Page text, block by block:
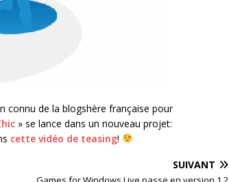
connu de la blogshère française pour
» se lance dans un nouveau projet:
cette vidéo de teasing!
SUIVANT